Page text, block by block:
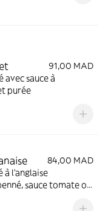
91,00 MAD
avec sauce à
purée
84,00 MAD
à l'anglaise
sauce tomate ou